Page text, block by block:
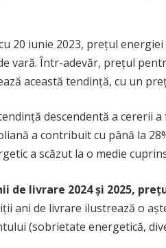
20 iunie 2023, prețul
vară. Într-adevăr, prețul
această tendință, cu un
descendentă a cererii
a contribuit cu până la
a scăzut la o medie
de livrare 2024 și 2025,
ani de livrare ilustrează o
(sobrietate energetică,